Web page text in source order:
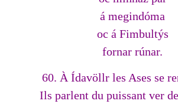
á megindóma
oc á Fimbultýs
fornar rúnar.
60. À Ídavöllr les Ases se
Ils parlent du puissant ver